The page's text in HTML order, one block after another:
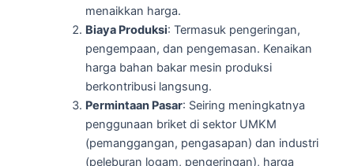
menaikkan harga.
Biaya Produksi: Termasuk pengeringan,
pengempaan, dan pengemasan. Kenaikan
harga bahan bakar mesin produksi
berkontribusi langsung.
Permintaan Pasar: Seiring meningkatnya
penggunaan briket di sektor UMKM
(pemanggangan, pengasapan) dan industri
(peleburan logam, pengeringan), harga